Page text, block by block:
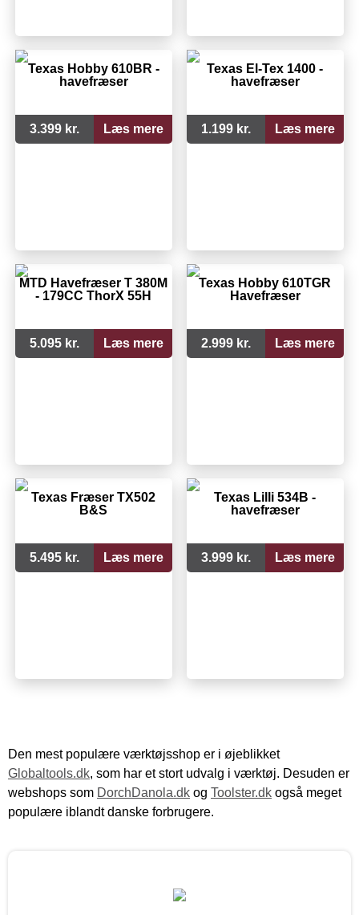
Texas Hobby 610BR -
havefræser
3.399 kr. Læs mere
Texas El-Tex 1400 -
havefræser
1.199 kr. Læs mere
MTD Havefræser T 380M
- 179CC ThorX 55H
5.095 kr. Læs mere
Texas Hobby 610TGR
Havefræser
2.999 kr. Læs mere
Texas Fræser TX502
B&S
5.495 kr. Læs mere
Texas Lilli 534B -
havefræser
3.999 kr. Læs mere
Den mest populære værktøjsshop er i øjeblikket
Globaltools.dk, som har et stort udvalg i værktøj. Desuden er
webshops som DorchDanola.dk og Toolster.dk også meget
populære iblandt danske forbrugere.